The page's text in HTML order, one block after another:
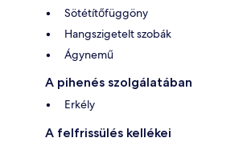
Sötétítőfüggöny
Hangszigetelt szobák
Ágynemű
A pihenés szolgálatában
Erkély
A felfrissülés kellékei